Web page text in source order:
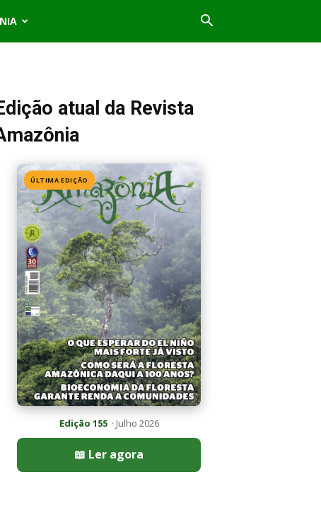
atual da Revista
ÚLTIMA EDIÇÃO
Edição 155· Julho 2026
📖 Ler agora